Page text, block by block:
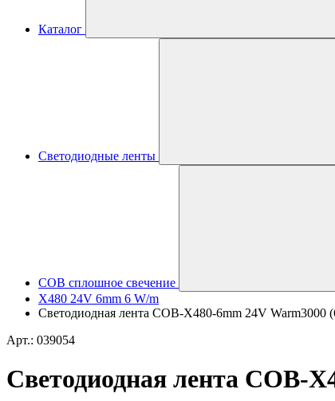
Каталог
Светодиодные ленты
COB сплошное свечение
X480 24V 6mm 6 W/m
Светодиодная лента COB-X480-6mm 24V Warm3000
Арт.: 039054
Светодиодная лента COB-